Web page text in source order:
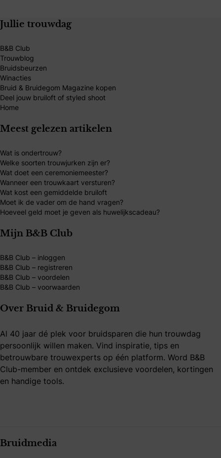
Jullie trouwdag
B&B Club
Trouwblog
Bruidsbeurzen
Winacties
Bruid & Bruidegom Magazine kopen
Deel jouw bruiloft of styled shoot
Home
Meest gelezen artikelen
Wat is ondertrouw?
Welke soorten trouwjurken zijn er?
Wat doet een ceremoniemeester?
Wanneer een trouwkaart versturen?
Wat kost een gemiddelde bruiloft
Moet ik de vader om de hand vragen?
Hoeveel geld moet je geven als huwelijkscadeau?
Mijn B&B Club
B&B Club – inloggen
B&B Club – registreren
B&B Club – voordelen
B&B Club – voorwaarden
Over Bruid & Bruidegom
Al 40 jaar dé plek voor bruidsparen die hun trouwdag
persoonlijk willen maken. Vind inspiratie, tips en
betrouwbare trouwexperts op één platform. Word B&B
Club-member en ontdek exclusieve voordelen, kortingen
en handige tools.
Bruidmedia